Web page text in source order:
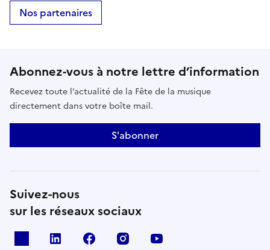
Nos partenaires
Abonnez-vous à notre lettre d’information
Recevez toute l’actualité de la Fête de la musique
directement dans votre boîte mail.
S'abonner
Suivez-nous
sur les réseaux sociaux
Linkedin Facebook Instagram